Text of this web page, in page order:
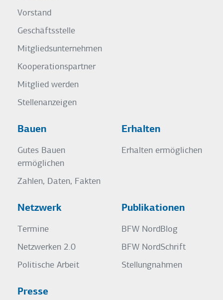
Vorstand
Geschäftsstelle
Mitgliedsunternehmen
Kooperationspartner
Mitglied werden
Stellenanzeigen
Bauen
Gutes Bauen
ermöglichen
Zahlen, Daten, Fakten
Erhalten
Erhalten ermöglichen
Netzwerk
Termine
Netzwerken 2.0
Politische Arbeit
Publikationen
BFW NordBlog
BFW NordSchrift
Stellungnahmen
Presse